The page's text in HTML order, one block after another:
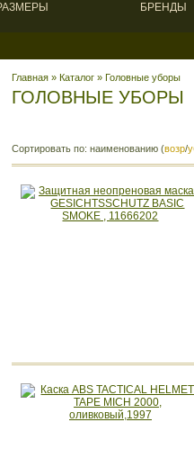
БРЕНДЫ
ГОЛОВНЫЕ УБОРЫ
Главная » Каталог » Головные уборы
Сортировать по: наименованию (возр/